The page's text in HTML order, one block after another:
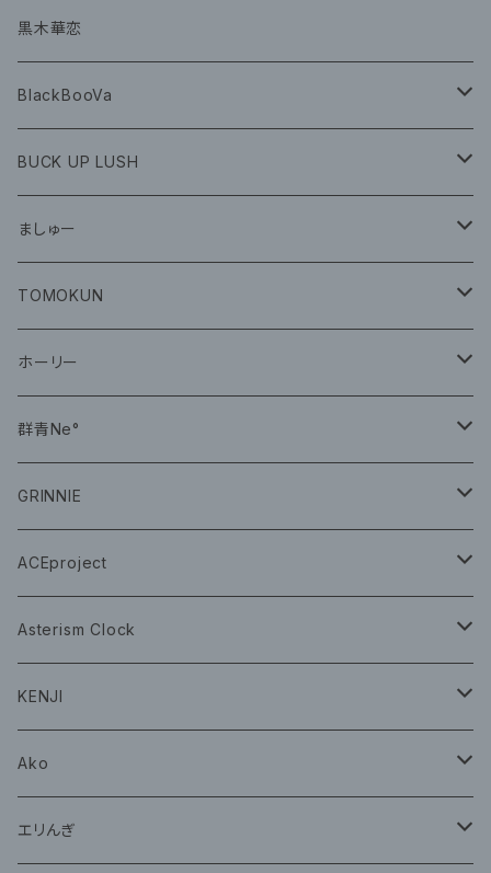
グッズ
黒木華恋
BlackBooVa
CD
BUCK UP LUSH
グッズ
CD
ましゅー
グッズ
TOMOKUN
CD
ホーリー
CD
群青Ne°
CD
グッズ
GRINNIE
グッズ
ACEproject
グッズ
CD
Asterism Clock
グッズ
KENJI
グッズ
Ako
グッズ
エリんぎ